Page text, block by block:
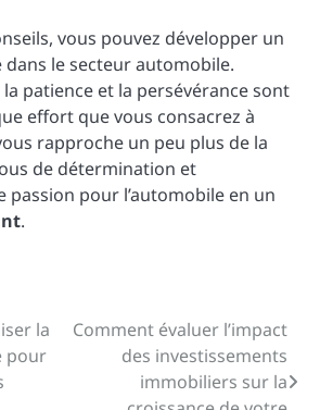
vous pouvez développer un
le secteur automobile.
la patience et la persévérance sont
effort que vous consacrez à
rapproche un peu plus de la
de détermination et
pour l’automobile en un
.
la
pour
Comment évaluer l’impact
des investissements
immobiliers sur la